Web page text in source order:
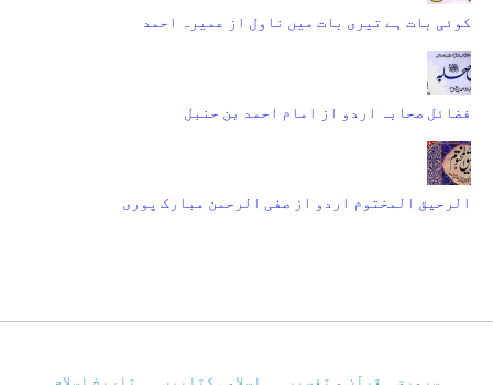
کوئی بات ہے تیری بات میں ناول از عمیرہ احمد
فضائل صحابہ اردو از امام احمد بن حنبل
الرحیق المختوم اردو از صفی الرحمن مبارک پوری